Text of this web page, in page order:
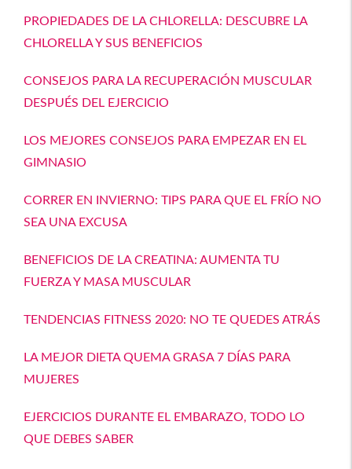
PROPIEDADES DE LA CHLORELLA: DESCUBRE LA
CHLORELLA Y SUS BENEFICIOS
CONSEJOS PARA LA RECUPERACIÓN MUSCULAR
DESPUÉS DEL EJERCICIO
LOS MEJORES CONSEJOS PARA EMPEZAR EN EL
GIMNASIO
CORRER EN INVIERNO: TIPS PARA QUE EL FRÍO NO
SEA UNA EXCUSA
BENEFICIOS DE LA CREATINA: AUMENTA TU
FUERZA Y MASA MUSCULAR
TENDENCIAS FITNESS 2020: NO TE QUEDES ATRÁS
LA MEJOR DIETA QUEMA GRASA 7 DÍAS PARA
MUJERES
EJERCICIOS DURANTE EL EMBARAZO, TODO LO
QUE DEBES SABER